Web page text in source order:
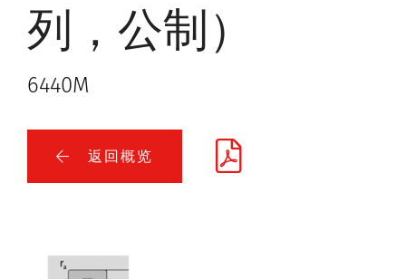
列，公制）
6440M
返回概览